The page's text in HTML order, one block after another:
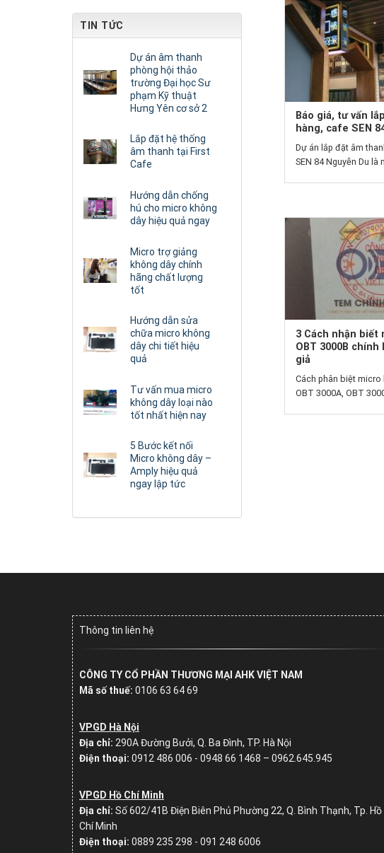
TIN TỨC
Dự án âm thanh
phòng hội thảo
trường Đại học Sư
phạm Kỹ thuật
Hưng Yên cơ sở 2
Lắp đặt hệ thống
âm thanh tại First
Cafe
Hướng dẫn chống
hú cho micro không
dây hiệu quả ngay
Micro trợ giảng
không dây chính
hãng chất lượng
tốt
Hướng dẫn sửa
chữa micro không
dây chi tiết hiệu
quả
Tư vấn mua micro
không dây loại nào
tốt nhất hiện nay
5 Bước kết nối
Micro không dây –
Amply hiệu quả
ngay lập tức
Báo giá, tư vấn
hàng, cafe SEN
Dự án lắp đặt âm
SEN 84 Nguyễn Du là
3 Cách nhận biết
OBT 3000B
giả
Cách phân biệt
OBT 3000A, OBT
Thông tin liên hệ
CÔNG TY CỔ PHẦN THƯƠNG MẠI AHK VIỆT NAM
Mã số thuế: 0106 63 64 69
VPGD Hà Nội
Địa chỉ: 290A Đường Bưởi, Q. Ba Đình, TP. Hà Nội
Điện thoại: 0912 486 006 - 0948 66 1468 – 0962.645.945
VPGD Hồ Chí Minh
Địa chỉ: Số602/41B Điện Biên Phủ Phường 22, Q. Bình Thạnh, Tp. Hồ
Chí Minh
Điện thoại: 0889 235 298 - 091 248 6006